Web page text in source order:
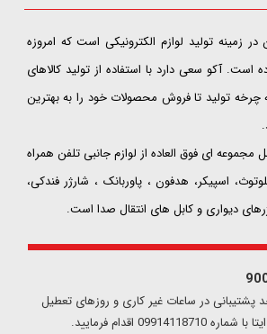
زمینه تولید لوازم الکترونیکی است که امروزه
است. آکو سعی دارد با استفاده از تولید کالاهای
چرخه تولید تا فروش محصولات خود را به بهترین
ای فوق العاده از لوازم جانبی تلفن همراه
اسپیکر، هدفون ، پاوربانک ، شارژر فندکی،
دیواری و کابل های انتقال صدا است.
پشتیبانی در ساعات غیر کاری و روزهای تعطیل
اقدام فرمایید.